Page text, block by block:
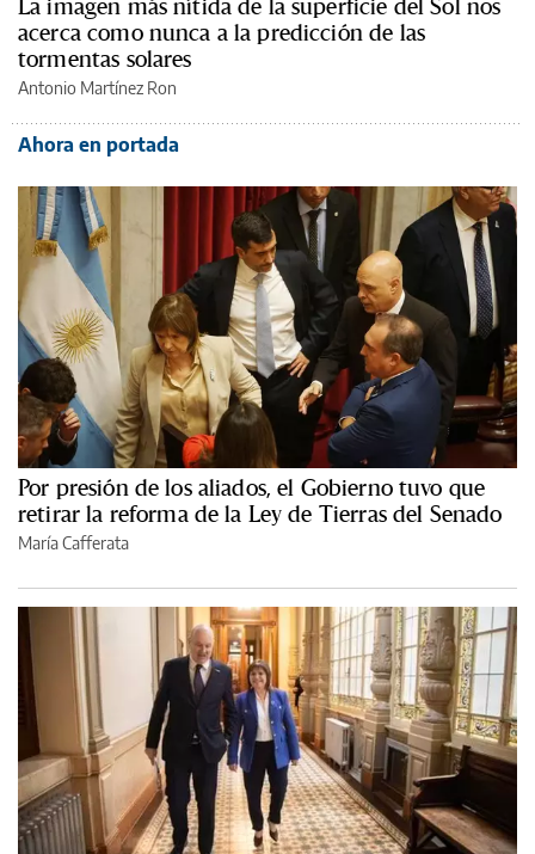
La imagen más nítida de la superficie del Sol nos
acerca como nunca a la predicción de las
tormentas solares
Antonio Martínez Ron
Ahora en portada
Por presión de los aliados, el Gobierno tuvo que
retirar la reforma de la Ley de Tierras del Senado
María Cafferata